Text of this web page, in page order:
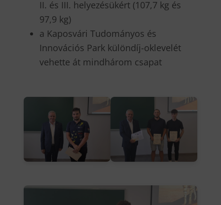
II. és III. helyezésükért (107,7 kg és
97,9 kg)
a Kaposvári Tudományos és
Innovációs Park különdíj-oklevelét
vehette át mindhárom csapat